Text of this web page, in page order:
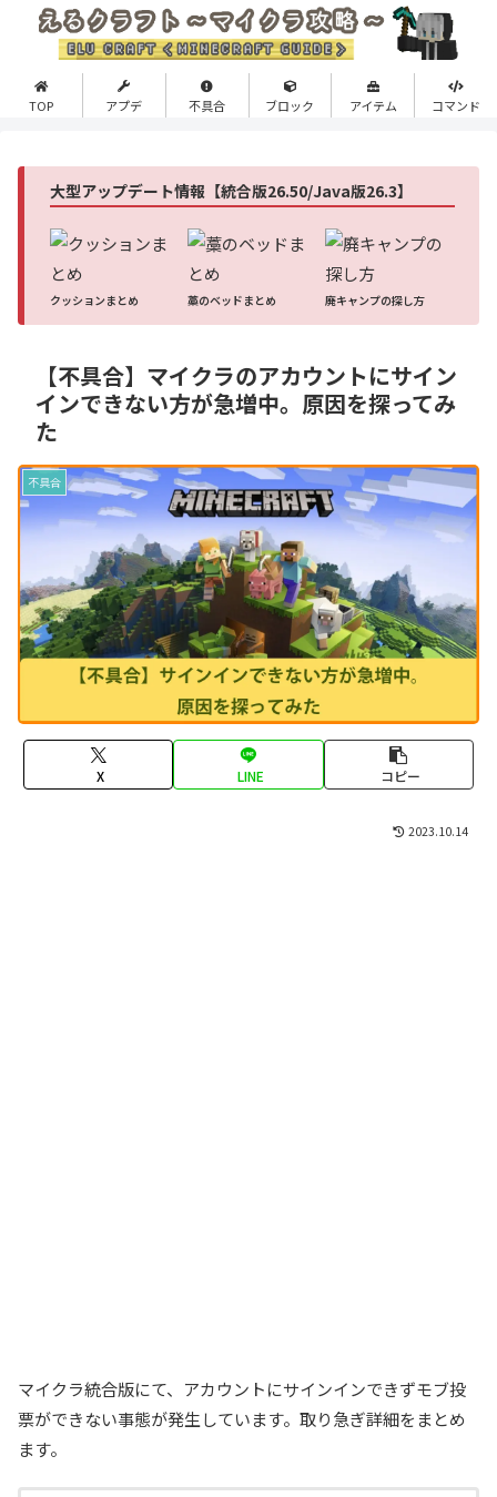
TOP アプデ 不具合 ブロック アイテム コマンド
大型アップデート情報【統合版26.50/Java版26.3】
クッションまとめ 藁のベッドまとめ 廃キャンプの探し方
【不具合】マイクラのアカウントにサイン
インできない方が急増中。原因を探ってみ
た
不具合
X LINE コピー
2023.10.14
マイクラ統合版にて、アカウントにサインインできずモブ投
票ができない事態が発生しています。取り急ぎ詳細をまとめ
ます。